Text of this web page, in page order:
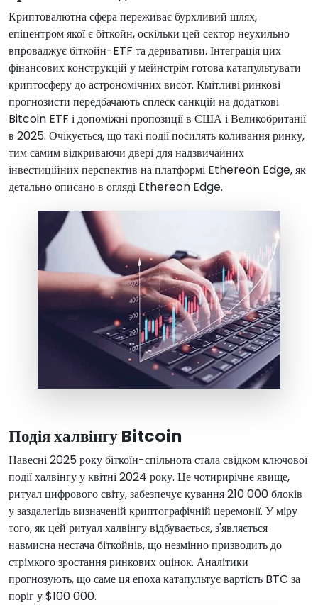
Криптовалютна сфера переживає бурхливий шлях,
епіцентром якої є біткойн, оскільки цей сектор неухильно
впроваджує біткойн-ETF та деривативи. Інтеграція цих
фінансових конструкцій у мейнстрім готова катапультувати
криптосферу до астрономічних висот. Кмітливі ринкові
прогнозисти передбачають сплеск санкцій на додаткові
Bitcoin ETF і допоміжні пропозиції в США і Великобританії
в 2025. Очікується, що такі події посилять коливання ринку,
тим самим відкриваючи двері для надзвичайних
інвестиційних перспектив на платформі Ethereon Edge, як
детально описано в огляді Ethereon Edge.
Подія халвінгу Bitcoin
Навесні 2025 року біткоїн-спільнота стала свідком ключової
події халвінгу у квітні 2024 року. Це чотирирічне явище,
ритуал цифрового світу, забезпечує кування 210 000 блоків
у заздалегідь визначеній криптографічній церемонії. У міру
того, як цей ритуал халвінгу відбувається, з'являється
навмисна нестача біткойнів, що незмінно призводить до
стрімкого зростання ринкових оцінок. Аналітики
прогнозують, що саме ця епоха катапультує вартість BTC за
поріг у $100 000.